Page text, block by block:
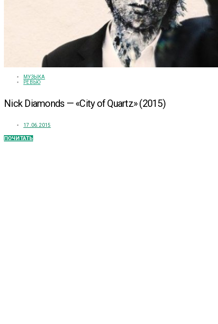
МУЗЫКА
РЕВЬЮ
Nick Diamonds — «City of Quartz» (2015)
17.06.2015
ПОЧИТАТЬ